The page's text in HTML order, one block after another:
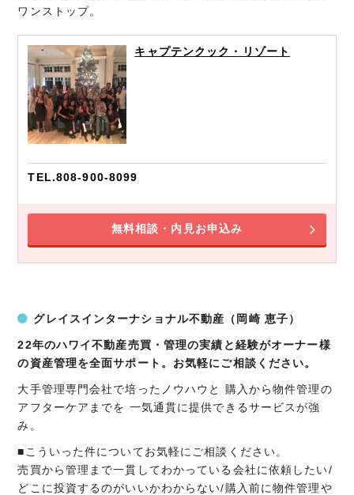
ワンストップ。
キャプテンクック・リゾート
TEL.808-900-8099
無料相談・内見お申込み
グレイスインターナショナル不動産（岡崎 恵子）
22年のハワイ不動産売買・管理の実績と経験がオーナー様
の資産管理を全面サポート。お気軽にご相談ください。
大手管理専門会社で培ったノウハウと 購入から物件管理の
アフターケアまでを 一気通貫に提供できるサービスが強
み。
■こういった件についてお気軽にご相談ください。
売買から管理まで一貫してわかっている会社に依頼したい/
どこに投資するのがいいかわからない/購入前に物件管理や